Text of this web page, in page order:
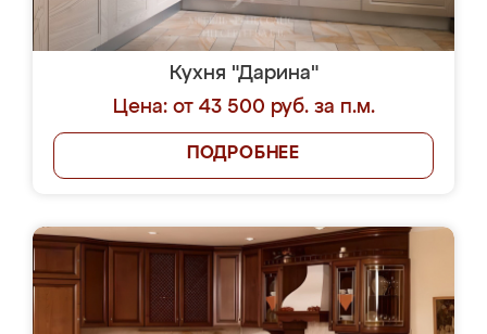
Кухня "Дарина"
Цена: от 43 500 руб. за п.м.
ПОДРОБНЕЕ